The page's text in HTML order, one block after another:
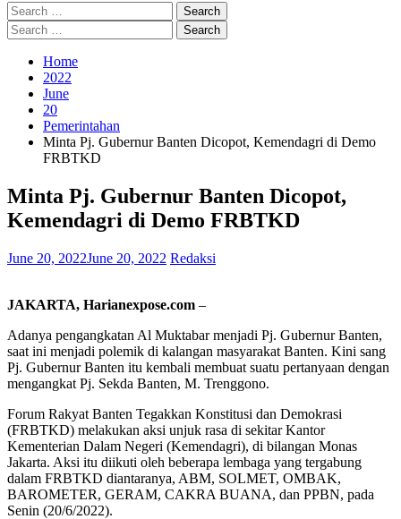
Search
for:
Search
for:
Home
2022
June
20
Pemerintahan
Minta Pj. Gubernur Banten Dicopot, Kemendagri di Demo
FRBTKD
Minta Pj. Gubernur Banten Dicopot,
Kemendagri di Demo FRBTKD
June 20, 2022June 20, 2022 Redaksi
JAKARTA, Harianexpose.com –
Adanya pengangkatan Al Muktabar menjadi Pj. Gubernur Banten,
saat ini menjadi polemik di kalangan masyarakat Banten. Kini sang
Pj. Gubernur Banten itu kembali membuat suatu pertanyaan dengan
mengangkat Pj. Sekda Banten, M. Trenggono.
Forum Rakyat Banten Tegakkan Konstitusi dan Demokrasi
(FRBTKD) melakukan aksi unjuk rasa di sekitar Kantor
Kementerian Dalam Negeri (Kemendagri), di bilangan Monas
Jakarta. Aksi itu diikuti oleh beberapa lembaga yang tergabung
dalam FRBTKD diantaranya, ABM, SOLMET, OMBAK,
BAROMETER, GERAM, CAKRA BUANA, dan PPBN, pada
Senin (20/6/2022).